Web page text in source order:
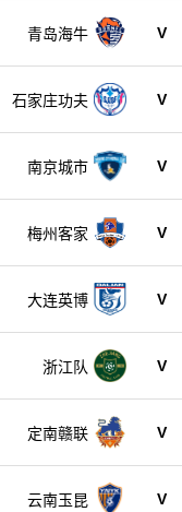
青岛海牛 V
石家庄功夫 V
南京城市 V
梅州客家 V
大连英博 V
浙江队 V
定南赣联 V
云南玉昆 V